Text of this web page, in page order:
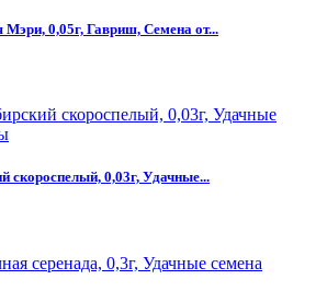
0,05г, Гавриш, Семена от...
скороспелый, 0,03г, Удачные...